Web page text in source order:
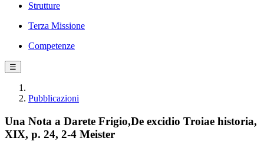
Strutture
Terza Missione
Competenze
☰
Pubblicazioni
Una Nota a Darete Frigio,De excidio Troiae historia,
XIX, p. 24, 2-4 Meister